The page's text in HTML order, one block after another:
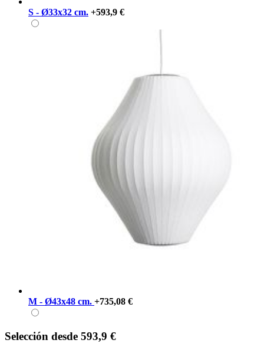
S - Ø33x32 cm. +593,9 €
M - Ø43x48 cm. +735,08 €
Selección desde 593,9 €